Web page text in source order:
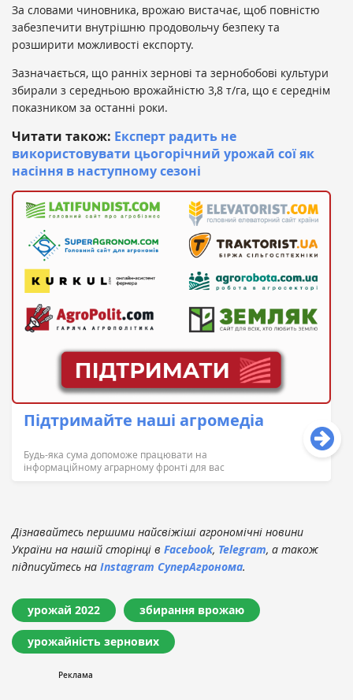
За словами чиновника, врожаю вистачає, щоб повністю
забезпечити внутрішню продовольчу безпеку та
розширити можливості експорту.
Зазначається, що ранніх зернові та зернобобові культури
збирали з середньою врожайністю 3,8 т/га, що є середнім
показником за останні роки.
Читати також: Експерт радить не
використовувати цьогорічний урожай сої як
насіння в наступному сезоні
Підтримайте наші агромедіа
Будь-яка сума допоможе працювати на
інформаційному аграрному фронті для вас
Дізнавайтесь першими найсвіжіші агрономічні новини
України на нашій сторінці в Facebook, Telegram, а також
підписуйтесь на Instagram СуперАгронома.
урожай 2022 збирання врожаю
урожайність зернових